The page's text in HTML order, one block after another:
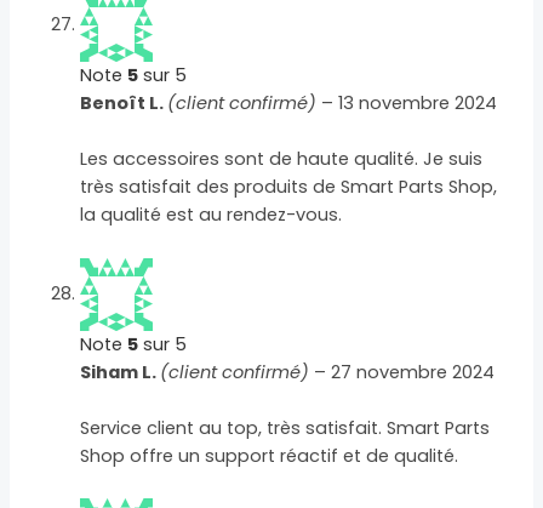
Note 5 sur 5
Benoît L. (client confirmé) – 13 novembre 2024
Les accessoires sont de haute qualité. Je suis
très satisfait des produits de Smart Parts Shop,
la qualité est au rendez-vous.
Note 5 sur 5
Siham L. (client confirmé) – 27 novembre 2024
Service client au top, très satisfait. Smart Parts
Shop offre un support réactif et de qualité.